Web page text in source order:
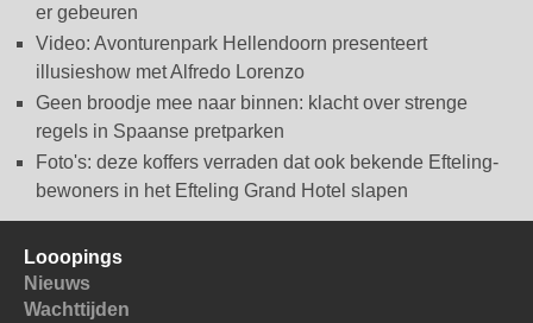
er gebeuren
Video: Avonturenpark Hellendoorn presenteert
illusieshow met Alfredo Lorenzo
Geen broodje mee naar binnen: klacht over strenge
regels in Spaanse pretparken
Foto's: deze koffers verraden dat ook bekende Efteling-
bewoners in het Efteling Grand Hotel slapen
Looopings
Nieuws
Wachttijden